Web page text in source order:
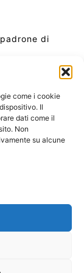
come i cookie
Il
dati come il
Non
su alcune
di
Essere per
Quinta